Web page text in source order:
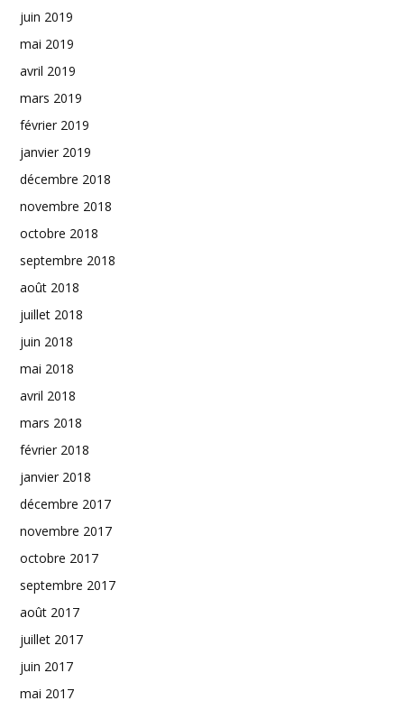
juin 2019
mai 2019
avril 2019
mars 2019
février 2019
janvier 2019
décembre 2018
novembre 2018
octobre 2018
septembre 2018
août 2018
juillet 2018
juin 2018
mai 2018
avril 2018
mars 2018
février 2018
janvier 2018
décembre 2017
novembre 2017
octobre 2017
septembre 2017
août 2017
juillet 2017
juin 2017
mai 2017